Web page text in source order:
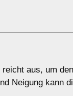
aus, um den
Neigung kann